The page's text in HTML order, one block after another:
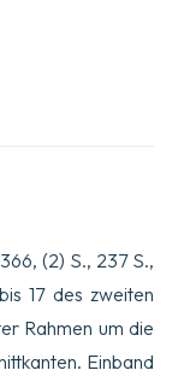
(2) S., 237 S.,
17 des zweiten
Rahmen um die
Einband